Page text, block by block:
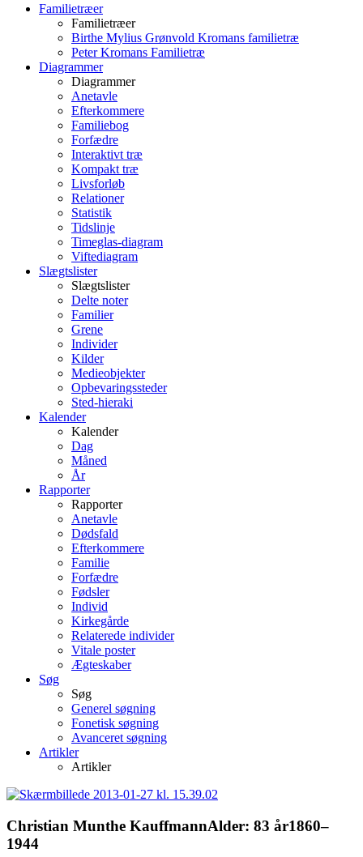
Familietræer
Familietræer
Birthe Mylius Grønvold Kromans familietræ
Peter Kromans Familietræ
Diagrammer
Diagrammer
Anetavle
Efterkommere
Familiebog
Forfædre
Interaktivt træ
Kompakt træ
Livsforløb
Relationer
Statistik
Tidslinje
Timeglas-diagram
Viftediagram
Slægtslister
Slægtslister
Delte noter
Familier
Grene
Individer
Kilder
Medieobjekter
Opbevaringssteder
Sted-hieraki
Kalender
Kalender
Dag
Måned
År
Rapporter
Rapporter
Anetavle
Dødsfald
Efterkommere
Familie
Forfædre
Fødsler
Individ
Kirkegårde
Relaterede individer
Vitale poster
Ægteskaber
Søg
Søg
Generel søgning
Fonetisk søgning
Avanceret søgning
Artikler
Artikler
Christian Munthe KauffmannAlder: 83 år1860–
1944